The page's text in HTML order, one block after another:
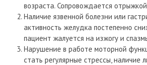
возраста. Сопровождается
Наличие язвенной болезни или
активность желудка постепенно
пациент жалуется на изжогу и
Нарушение в работе моторной
стать регулярные стрессы, наличие